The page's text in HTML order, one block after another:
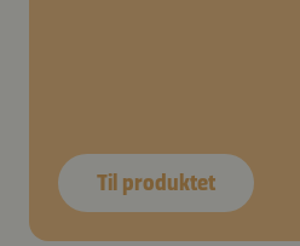
Til produktet